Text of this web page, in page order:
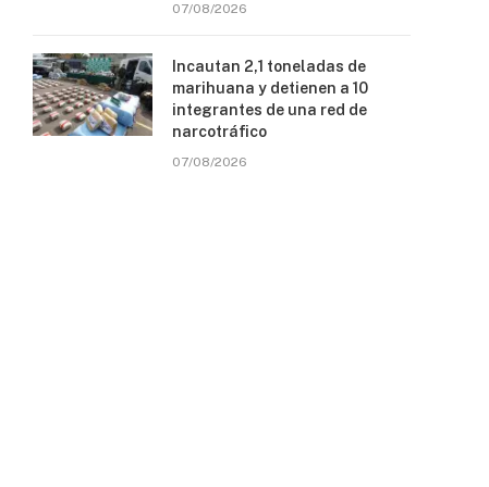
07/08/2026
Incautan 2,1 toneladas de
marihuana y detienen a 10
integrantes de una red de
narcotráfico
07/08/2026